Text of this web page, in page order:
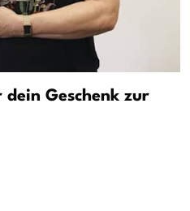
Geschenk zur